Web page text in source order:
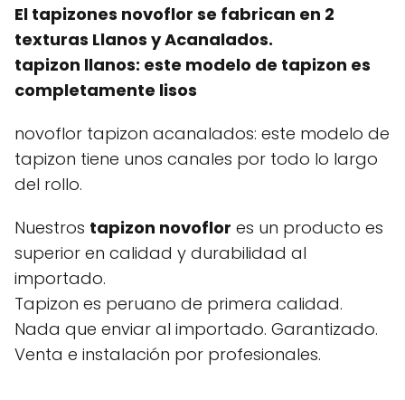
El tapizones novoflor se fabrican en 2
texturas Llanos y Acanalados.
tapizon llanos: este modelo de tapizon es
completamente lisos
novoflor tapizon acanalados: este modelo de
tapizon tiene unos canales por todo lo largo
del rollo.
Nuestros tapizon novoflor es un producto es
superior en calidad y durabilidad al
importado.
Tapizon es peruano de primera calidad.
Nada que enviar al importado. Garantizado.
Venta e instalación por profesionales.